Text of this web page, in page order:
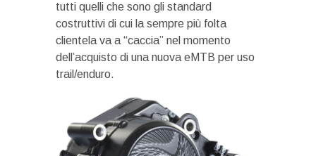
tutti quelli che sono gli standard
costruttivi di cui la sempre più folta
clientela va a “caccia” nel momento
dell’acquisto di una nuova eMTB per uso
trail/enduro.